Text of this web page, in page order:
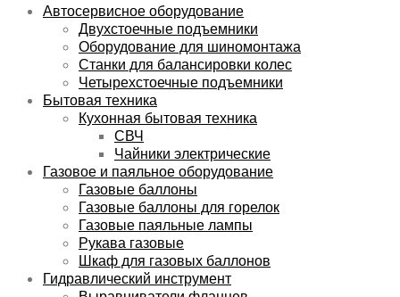
Автосервисное оборудование
Двухстоечные подъемники
Оборудование для шиномонтажа
Станки для балансировки колес
Четырехстоечные подъемники
Бытовая техника
Кухонная бытовая техника
СВЧ
Чайники электрические
Газовое и паяльное оборудование
Газовые баллоны
Газовые баллоны для горелок
Газовые паяльные лампы
Рукава газовые
Шкаф для газовых баллонов
Гидравлический инструмент